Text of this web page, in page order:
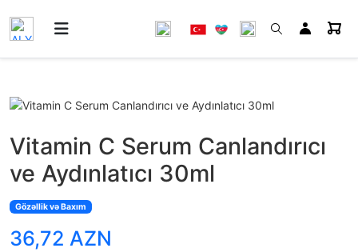
Vitamin C Serum Canlandırıcı
ve Aydınlatıcı 30ml
Gözəllik və Baxım
36,72 AZN